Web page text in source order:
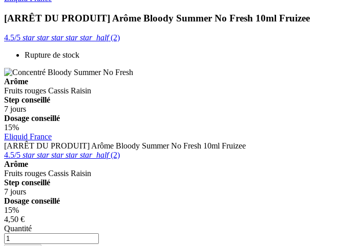
[ARRÊT DU PRODUIT] Arôme Bloody Summer No Fresh 10ml Fruizee
4.5/5 starstarstarstarstar_half(2)
Rupture de stock
Arôme
Fruits rouges Cassis Raisin
Step conseillé
7 jours
Dosage conseillé
15%
Eliquid France
[ARRÊT DU PRODUIT] Arôme Bloody Summer No Fresh 10ml Fruizee
4.5/5 starstarstarstarstar_half(2)
Arôme
Fruits rouges Cassis Raisin
Step conseillé
7 jours
Dosage conseillé
15%
4,50 €
Quantité